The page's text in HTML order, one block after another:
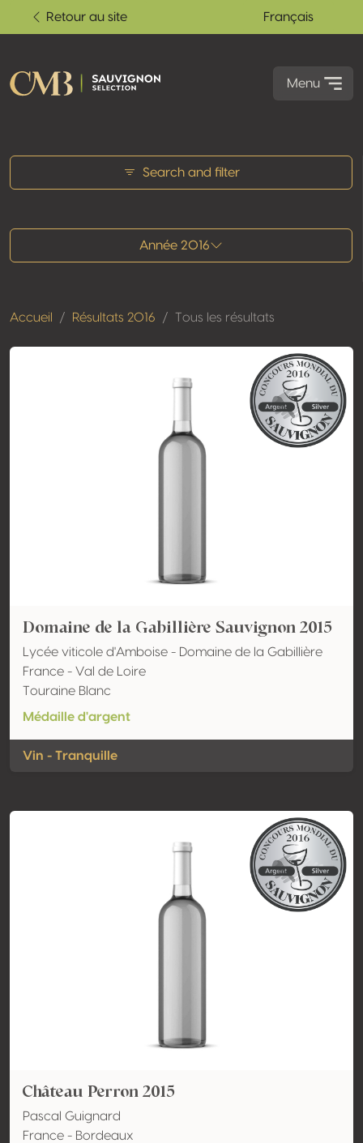
Retour au site Français
Menu
Search and filter
Année 2016
Accueil Résultats 2016 Tous les résultats
Domaine de la Gabillière Sauvignon 2015
Lycée viticole d'Amboise - Domaine de la Gabillière
France - Val de Loire
Touraine Blanc
Médaille d'argent
Vin - Tranquille
Château Perron 2015
Pascal Guignard
France - Bordeaux